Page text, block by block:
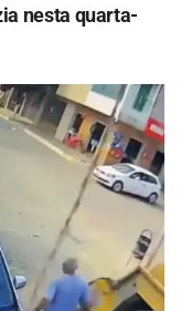
nesta quarta-